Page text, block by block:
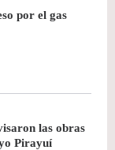
por el gas
las obras
Pirayuí